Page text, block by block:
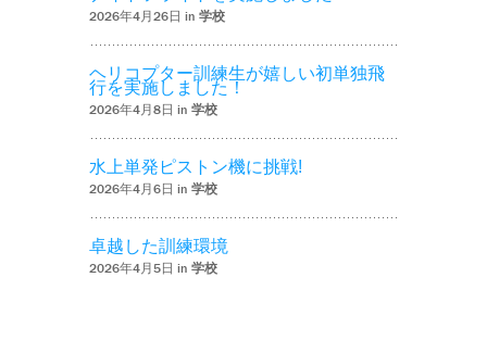
2026年4月26日 in 学校
ヘリコプター訓練生が嬉しい初単独飛
行を実施しました！
2026年4月8日 in 学校
水上単発ピストン機に挑戦!
2026年4月6日 in 学校
卓越した訓練環境
2026年4月5日 in 学校